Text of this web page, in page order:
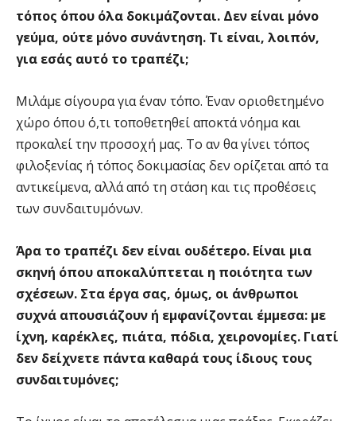
τόπος όπου όλα δοκιμάζονται. Δεν είναι μόνο
γεύμα, ούτε μόνο συνάντηση. Τι είναι, λοιπόν,
για εσάς αυτό το τραπέζι;
Μιλάμε σίγουρα για έναν τόπο. Έναν οριοθετημένο
χώρο όπου ό,τι τοποθετηθεί αποκτά νόημα και
προκαλεί την προσοχή μας. Το αν θα γίνει τόπος
φιλοξενίας ή τόπος δοκιμασίας δεν ορίζεται από τα
αντικείμενα, αλλά από τη στάση και τις προθέσεις
των συνδαιτυμόνων.
Άρα το τραπέζι δεν είναι ουδέτερο. Είναι μια
σκηνή όπου αποκαλύπτεται η ποιότητα των
σχέσεων. Στα έργα σας, όμως, οι άνθρωποι
συχνά απουσιάζουν ή εμφανίζονται έμμεσα: με
ίχνη, καρέκλες, πιάτα, πόδια, χειρονομίες. Γιατί
δεν δείχνετε πάντα καθαρά τους ίδιους τους
συνδαιτυμόνες;